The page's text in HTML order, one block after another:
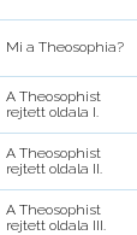
Mi a Theosophia?
A Theosophist
rejtett oldala I.
A Theosophist
rejtett oldala II.
A Theosophist
rejtett oldala III.